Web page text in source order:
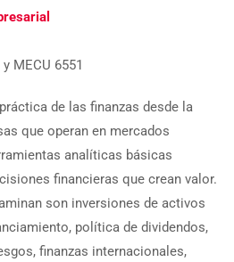
MECU 6551
de las finanzas desde la
que operan en mercados
analíticas básicas
financieras que crean valor.
son inversiones de activos
política de dividendos,
finanzas internacionales,